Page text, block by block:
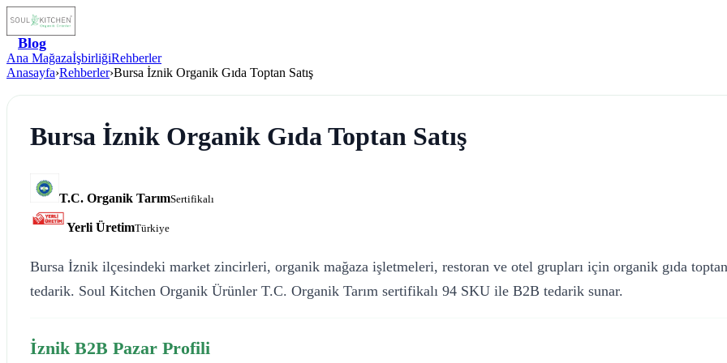
Blog
Ana MağazaİşbirliğiRehberler
Anasayfa›Rehberler›Bursa İznik Organik Gıda Toptan Satış
Bursa İznik Organik Gıda Toptan Satış
T.C. Organik TarımSertifikalı
Yerli ÜretimTürkiye
Bursa İznik ilçesindeki market zincirleri, organik mağaza işletmeleri, restoran ve otel grupları için organik gıda toptan
tedarik. Soul Kitchen Organik Ürünler T.C. Organik Tarım sertifikalı 94 SKU ile B2B tedarik sunar.
İznik B2B Pazar Profili